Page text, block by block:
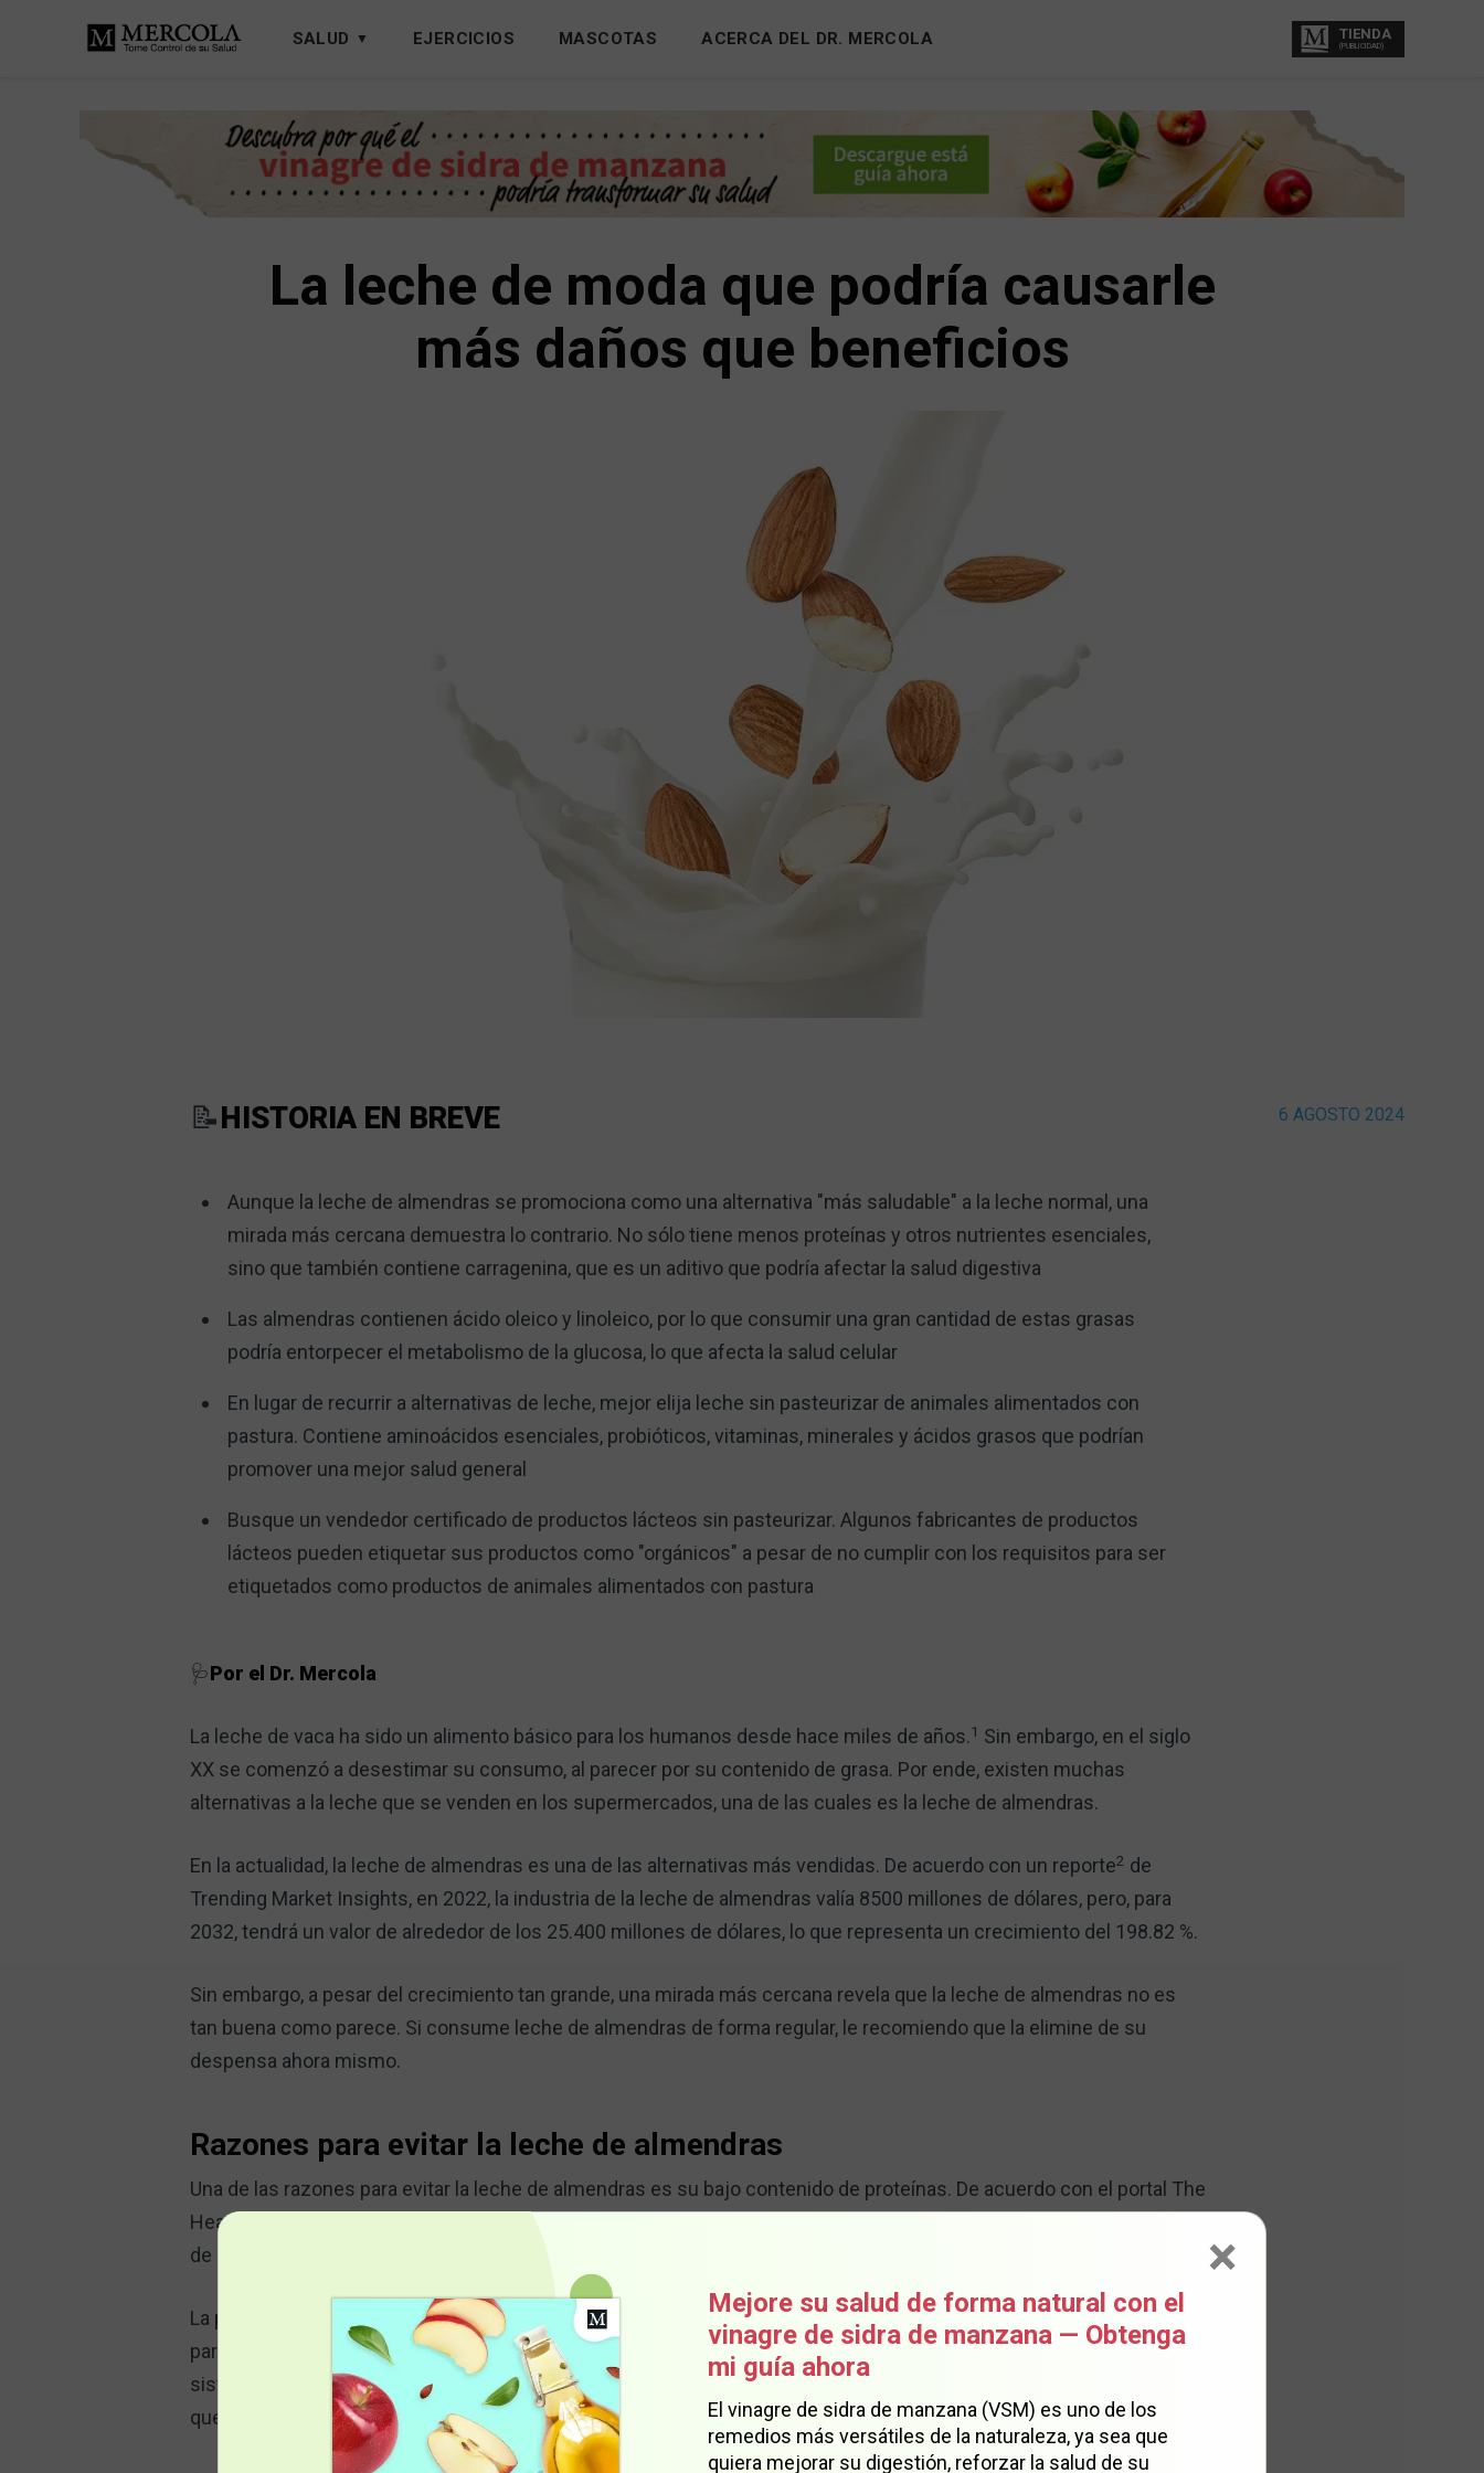
SALUD EJERCICIOS MASCOTAS ACERCA DEL DR. MERCOLA TIENDA
(PUBLICIDAD)
La leche de moda que podría causarle
más daños que beneficios
6 AGOSTO 2024
📝HISTORIA EN BREVE
Aunque la leche de almendras se promociona como una alternativa "más saludable" a la leche normal, una
mirada más cercana demuestra lo contrario. No sólo tiene menos proteínas y otros nutrientes esenciales,
sino que también contiene carragenina, que es un aditivo que podría afectar la salud digestiva
Las almendras contienen ácido oleico y linoleico, por lo que consumir una gran cantidad de estas grasas
podría entorpecer el metabolismo de la glucosa, lo que afecta la salud celular
En lugar de recurrir a alternativas de leche, mejor elija leche sin pasteurizar de animales alimentados con
pastura. Contiene aminoácidos esenciales, probióticos, vitaminas, minerales y ácidos grasos que podrían
promover una mejor salud general
Busque un vendedor certificado de productos lácteos sin pasteurizar. Algunos fabricantes de productos
lácteos pueden etiquetar sus productos como "orgánicos" a pesar de no cumplir con los requisitos para ser
etiquetados como productos de animales alimentados con pastura
🩺Por el Dr. Mercola
La leche de vaca ha sido un alimento básico para los humanos desde hace miles de años.1 Sin embargo, en el siglo
XX se comenzó a desestimar su consumo, al parecer por su contenido de grasa. Por ende, existen muchas
alternativas a la leche que se venden en los supermercados, una de las cuales es la leche de almendras.
En la actualidad, la leche de almendras es una de las alternativas más vendidas. De acuerdo con un reporte2 de
Trending Market Insights, en 2022, la industria de la leche de almendras valía 8500 millones de dólares, pero, para
2032, tendrá un valor de alrededor de los 25.400 millones de dólares, lo que representa un crecimiento del 198.82 %.
Sin embargo, a pesar del crecimiento tan grande, una mirada más cercana revela que la leche de almendras no es
tan buena como parece. Si consume leche de almendras de forma regular, le recomiendo que la elimine de su
despensa ahora mismo.
Razones para evitar la leche de almendras
Una de las razones para evitar la leche de almendras es su bajo contenido de proteínas. De acuerdo con el portal The
Hearty Soul, una taza de leche de almendras sólo contiene 1 gramo de proteína. A modo de comparación, una taza
de leche entera contiene 8 gramos.
La proteína es un macronutriente esencial para construir y desarrollar músculos y órganos más fuertes, así como
para reparar tejidos. También es necesaria para el funcionamiento adecuado de las enzimas, las hormonas y del
sistema inmunológico. Si no consume la cantidad suficiente de proteínas, su función cognitiva se verá afectada, ya
que los estudios4demuestran que un consumo bajo podría tener relación con la demencia senil.
×
Mejore su salud de forma natural con el
vinagre de sidra de manzana — Obtenga
mi guía ahora
El vinagre de sidra de manzana (VSM) es uno de los
remedios más versátiles de la naturaleza, ya sea que
quiera mejorar su digestión, reforzar la salud de su